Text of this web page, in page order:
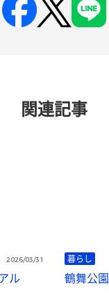
関連記事
2026/03/31
ル
暮らし
鶴舞公園